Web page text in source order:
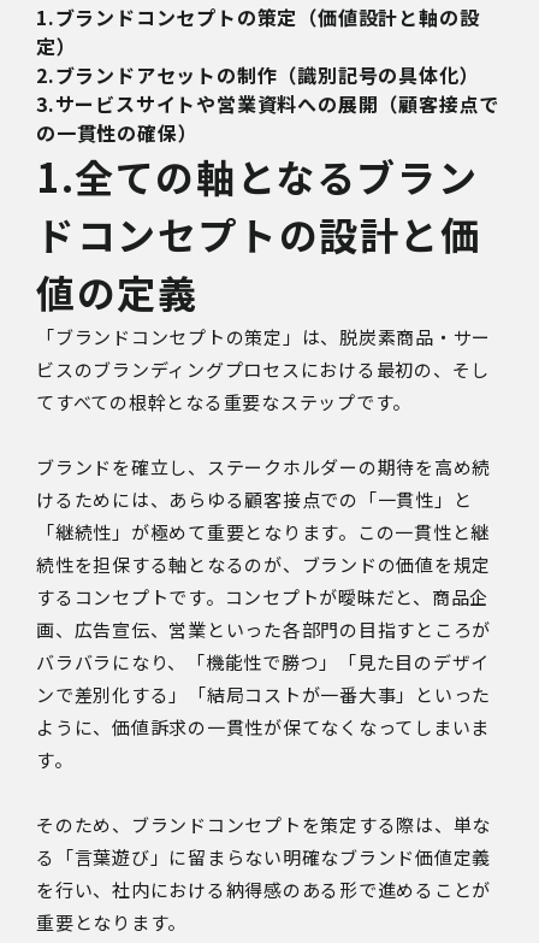
1.ブランドコンセプトの策定（価値設計と軸の設
定）
2.ブランドアセットの制作（識別記号の具体化）
3.サービスサイトや営業資料への展開（顧客接点で
の一貫性の確保）
1.全ての軸となるブラン
ドコンセプトの設計と価
値の定義
「ブランドコンセプトの策定」は、脱炭素商品・サー
ビスのブランディングプロセスにおける最初の、そし
てすべての根幹となる重要なステップです。
ブランドを確立し、ステークホルダーの期待を高め続
けるためには、あらゆる顧客接点での「一貫性」と
「継続性」が極めて重要となります。この一貫性と継
続性を担保する軸となるのが、ブランドの価値を規定
するコンセプトです。コンセプトが曖昧だと、商品企
画、広告宣伝、営業といった各部門の目指すところが
バラバラになり、「機能性で勝つ」「見た目のデザイ
ンで差別化する」「結局コストが一番大事」といった
ように、価値訴求の一貫性が保てなくなってしまいま
す。
そのため、ブランドコンセプトを策定する際は、単な
る「言葉遊び」に留まらない明確なブランド価値定義
を行い、社内における納得感のある形で進めることが
重要となります。